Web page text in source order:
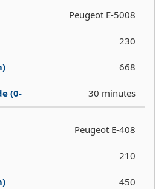
Peugeot E-5008
230
668
30 minutes
Peugeot E-408
210
450